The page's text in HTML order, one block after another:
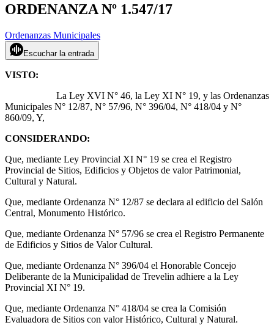
ORDENANZA Nº 1.547/17
Ordenanzas Municipales
Escuchar la entrada
VISTO:
La Ley XVI N° 46, la Ley XI N° 19, y las Ordenanzas
Municipales N° 12/87, N° 57/96, N° 396/04, N° 418/04 y N°
860/09, Y,
CONSIDERANDO:
Que, mediante Ley Provincial XI N° 19 se crea el Registro
Provincial de Sitios, Edificios y Objetos de valor Patrimonial,
Cultural y Natural.
Que, mediante Ordenanza N° 12/87 se declara al edificio del Salón
Central, Monumento Histórico.
Que, mediante Ordenanza N° 57/96 se crea el Registro Permanente
de Edificios y Sitios de Valor Cultural.
Que, mediante Ordenanza N° 396/04 el Honorable Concejo
Deliberante de la Municipalidad de Trevelin adhiere a la Ley
Provincial XI N° 19.
Que, mediante Ordenanza N° 418/04 se crea la Comisión
Evaluadora de Sitios con valor Histórico, Cultural y Natural.